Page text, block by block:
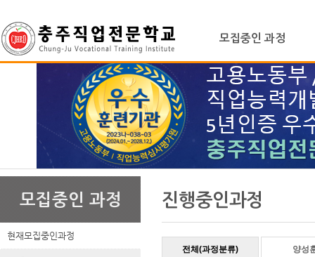
링
크
메
인
메
뉴
모집중인 과정
본
하
모집중인 과정
현재모집중인과정
링
본
진행중인과정
전체(과정분류) 양성